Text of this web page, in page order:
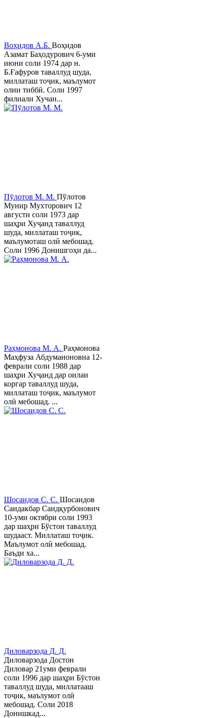
Воҳидов А.Б. Воҳидов
Азамат Баҳодурович 6-уми
июни соли 1974 дар н.
Б.Ғафуров таваллуд шуда,
миллаташ тоҷик, маълумот
олии тиббӣ. Соли 1997
филиали Хучан...
Пӯлотов М. М. Пўлотов
Мунир Мухторович 12
августи соли 1973 дар
шаҳри Хуҷанд таваллуд
шуда, миллаташ тоҷик,
маълумоташ олӣ мебошад.
Соли 1996 Донишгоҳи да...
Раҳмонова М. А. Раҳмонова
Маҳфуза Абдуманоновна 12-
феврали соли 1988 дар
шаҳри Хуҷанд дар оилаи
коргар таваллуд шуда,
миллаташ тоҷик, маълумот
олӣ мебошад. ...
Шосаидов С. С. Шосаидов
Саидакбар Саидқурбонович
10-уми октябри соли 1993
дар шаҳри Бўстон таваллуд
шудааст. Миллаташ тоҷик.
Маълумот олӣ мебошад.
Баъди ха...
Диловарзода Д. Д.
Диловарзода Достон
Диловар 21уми феврали
соли 1996 дар шаҳри Бӯстон
таваллуд шуда, миллатааш
тоҷик, маълумот олӣ
мебошад. Соли 2018
Донишкад...